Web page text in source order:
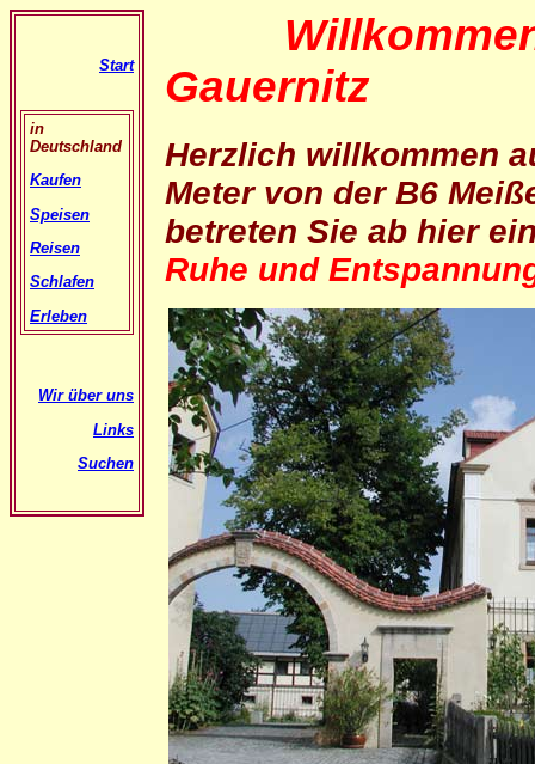
Start
in
Deutschland
Kaufen
Speisen
Reisen
Schlafen
Erleben
Wir über uns
Links
Suchen
Willkommen
Gauernitz
Herzlich willkommen
Meter von der B6
betreten Sie ab hier
Ruhe und